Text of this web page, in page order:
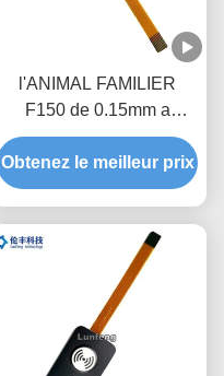
l'ANIMAL FAMILIER
F150 de 0.15mm a
adapté le contact à
membrane aux besoins
du client de FPC avec
Obtenez le meilleur prix